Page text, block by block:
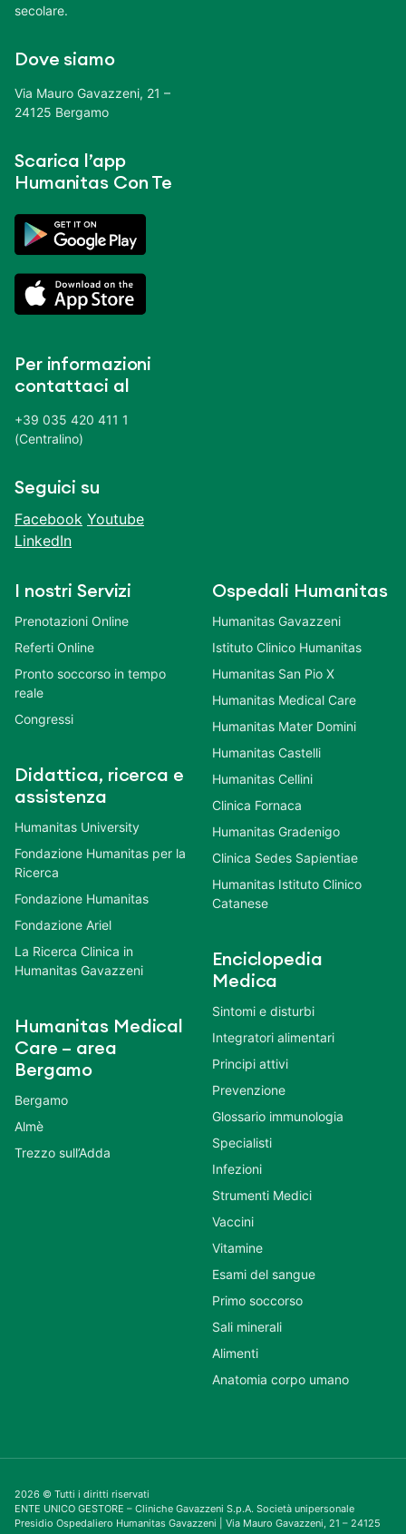
secolare.
Dove siamo
Via Mauro Gavazzeni, 21 –
24125 Bergamo
Scarica l’app
Humanitas Con Te
Per informazioni
contattaci al
+39 035 420 411 1
(Centralino)
Seguici su
Facebook Youtube
LinkedIn
I nostri Servizi
Prenotazioni Online
Referti Online
Pronto soccorso in tempo
reale
Congressi
Didattica, ricerca e
assistenza
Humanitas University
Fondazione Humanitas per la
Ricerca
Fondazione Humanitas
Fondazione Ariel
La Ricerca Clinica in
Humanitas Gavazzeni
Humanitas Medical
Care – area
Bergamo
Bergamo
Almè
Trezzo sull’Adda
Ospedali Humanitas
Humanitas Gavazzeni
Istituto Clinico Humanitas
Humanitas San Pio X
Humanitas Medical Care
Humanitas Mater Domini
Humanitas Castelli
Humanitas Cellini
Clinica Fornaca
Humanitas Gradenigo
Clinica Sedes Sapientiae
Humanitas Istituto Clinico
Catanese
Enciclopedia
Medica
Sintomi e disturbi
Integratori alimentari
Principi attivi
Prevenzione
Glossario immunologia
Specialisti
Infezioni
Strumenti Medici
Vaccini
Vitamine
Esami del sangue
Primo soccorso
Sali minerali
Alimenti
Anatomia corpo umano
2026 © Tutti i diritti riservati
ENTE UNICO GESTORE – Cliniche Gavazzeni S.p.A. Società unipersonale
Presidio Ospedaliero Humanitas Gavazzeni | Via Mauro Gavazzeni, 21 – 24125